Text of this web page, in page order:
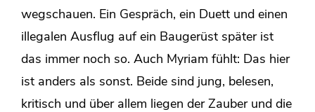
wegschauen. Ein Gespräch, ein Duett und einen
illegalen Ausflug auf ein Baugerüst später ist
das immer noch so. Auch Myriam fühlt: Das hier
ist anders als sonst. Beide sind jung, belesen,
kritisch und über allem liegen der Zauber und die